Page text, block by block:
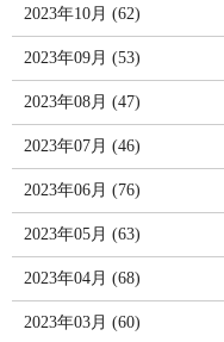
2023年10月 (62)
2023年09月 (53)
2023年08月 (47)
2023年07月 (46)
2023年06月 (76)
2023年05月 (63)
2023年04月 (68)
2023年03月 (60)